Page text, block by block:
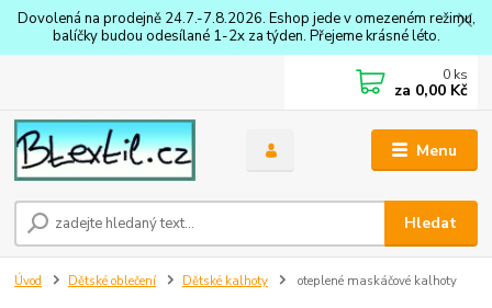
Dovolená na prodejně 24.7.-7.8.2026. Eshop jede v omezeném režimu,
balíčky budou odesílané 1-2x za týden. Přejeme krásné léto.
Menu
Hledat
0 ks
za 0,00 Kč
Úvod Dětské oblečení Dětské kalhoty oteplené maskáčové kalhoty